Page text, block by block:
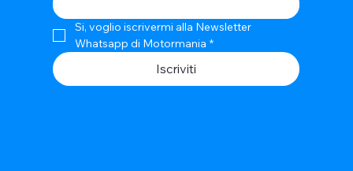
Si, voglio iscrivermi alla Newsletter
Whatsapp di Motormania *
Iscriviti